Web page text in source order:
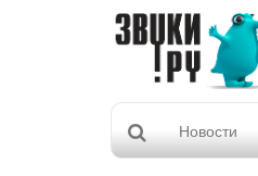
Новости